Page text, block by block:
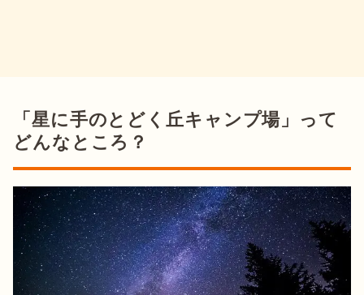
「星に手のとどく丘キャンプ場」って
どんなところ？